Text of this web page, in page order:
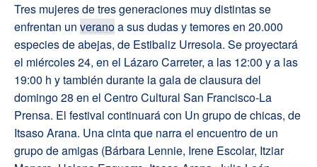
Tres mujeres de tres generaciones muy distintas se
enfrentan un veranoa sus dudas y temores en 20.000
especies de abejas, de Estibaliz Urresola. Se proyectará
el miércoles 24, en el Lázaro Carreter, a las 12:00 y a las
19:00 h y también durante la gala de clausura del
domingo 28 en el Centro Cultural San Francisco-La
Prensa. El festival continuará con Un grupo de chicas, de
Itsaso Arana. Una cinta que narra el encuentro de un
grupo de amigas (Bárbara Lennie, Irene Escolar, Itziar